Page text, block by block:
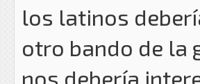
los latinos
otro bando de la
nos debería